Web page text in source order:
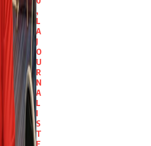
,
L
A
J
O
U
R
N
A
L
I
S
T
E